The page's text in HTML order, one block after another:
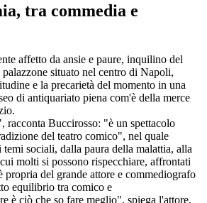
tra commedia e
affetto da ansie e paure, inquilino del
situato nel centro di Napoli,
e la precarietà del momento in una
di antiquariato piena com'è della merce
Buccirosso: "è un spettacolo
del teatro comico", nel quale
sociali, dalla paura della malattia, alla
molti si possono rispecchiare, affrontati
propria del grande attore e commediografo
equilibrio tra comico e
è ciò che so fare meglio", spiega l'attore,